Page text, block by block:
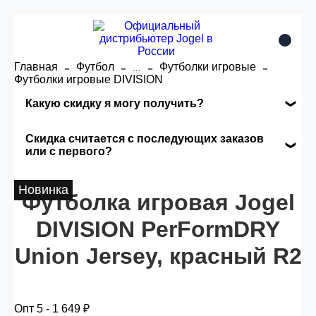
Главная Футбол ...
Футболки игровые
Футболки игровые DIVISION
Какую скидку я могу получить?
заказа, общая сумма заказа считается по
розничной цене
Опт 5(25%) -сумма всех заказов за 6 месяцев -
Скидка считается с последующих заказов
или с первого?
Скидка считается с первого заказа и
автоматически активизируется в корзине вашего
заказа.
Новинка
Футболка игровая Jogel
DIVISION PerFormDRY
Union Jersey, красный R2
Опт 5 - 1 649 ₽